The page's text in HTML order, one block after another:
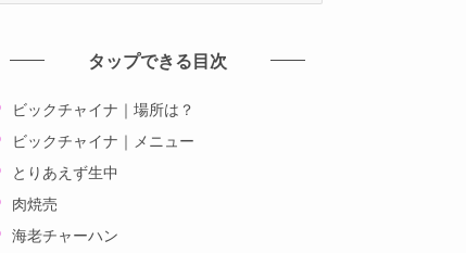
タップできる目次
ビックチャイナ｜場所は？
ビックチャイナ｜メニュー
とりあえず生中
肉焼売
海老チャーハン